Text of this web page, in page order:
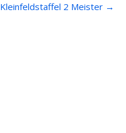
Kleinfeldstaffel 2 Meister →